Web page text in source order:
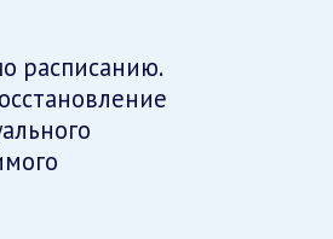
расписанию.